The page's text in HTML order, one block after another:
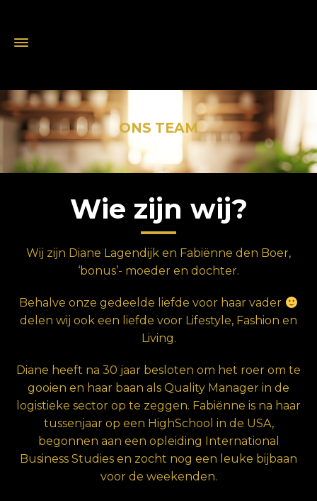
ONS TEAM
Wie zijn wij?
Wij zijn Diane Lagendijk en Fabiënne den Boer,
‘bonus’- moeder en dochter.
Behalve onze gedeelde liefde voor haar vader
delen wij ook een liefde voor Lifestyle, Fashion en
Living.
Diane heeft na 30 jaar besloten om het roer om te
gooien en haar baan als Quality Manager in de
logistieke sector op te zeggen. Fabiënne is na haar
tussenjaar op een HighSchool in de USA,
begonnen aan een opleiding International
Business Studies en zocht nog een leuke bijbaan
voor de weekenden.